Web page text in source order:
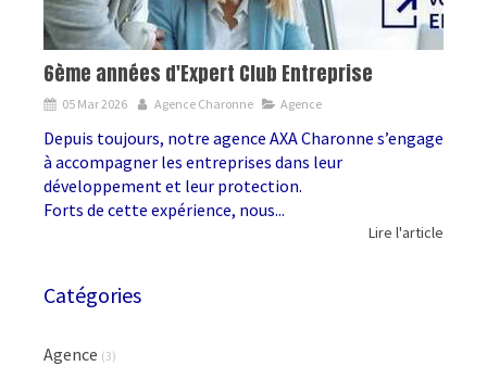
6ème années d'Expert Club Entreprise
05 Mar 2026 Agence Charonne Agence
Depuis toujours, notre agence AXA Charonne s’engage
à accompagner les entreprises dans leur
développement et leur protection.
Forts de cette expérience, nous...
Lire l'article
Catégories
Agence (3)